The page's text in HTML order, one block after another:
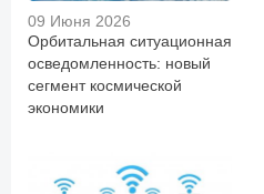
09 Июня 2026
Орбитальная ситуационная
осведомленность: новый
сегмент космической
экономики